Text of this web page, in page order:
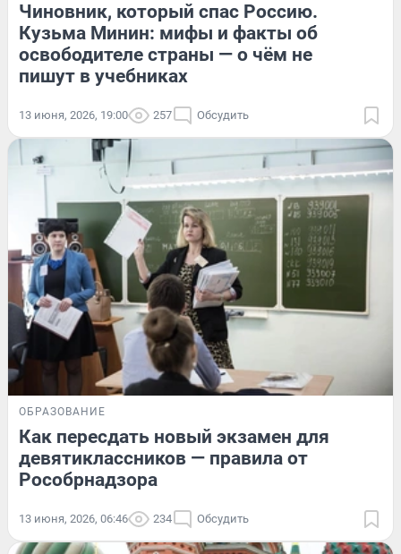
Чиновник, который спас Россию.
Кузьма Минин: мифы и факты об
освободителе страны — о чём не
пишут в учебниках
13 июня, 2026, 19:00 257 Обсудить
ОБРАЗОВАНИЕ
Как пересдать новый экзамен для
девятиклассников — правила от
Рособрнадзора
13 июня, 2026, 06:46 234 Обсудить